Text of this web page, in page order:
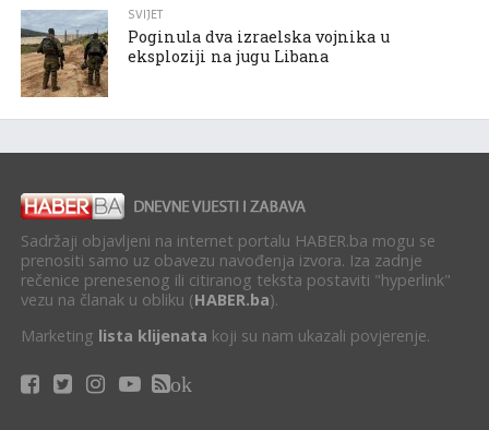
SVIJET
Poginula dva izraelska vojnika u
eksploziji na jugu Libana
Sadržaji objavljeni na internet portalu HABER.ba mogu se
prenositi samo uz obavezu navođenja izvora. Iza zadnje
rečenice prenesenog ili citiranog teksta postaviti "hyperlink"
vezu na članak u obliku (HABER.ba).
Marketing lista klijenata koji su nam ukazali povjerenje.
ok